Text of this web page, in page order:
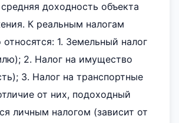
доходность объекта
К реальным налогам
1. Земельный налог
2. Налог на имущество
3. Налог на транспортные
от них, подоходный
личным налогом (зависит от